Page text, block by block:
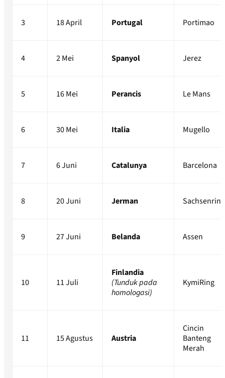
3 18 April Portugal Portimao
4 2 Mei Spanyol Jerez
5 16 Mei Perancis Le Mans
6 30 Mei Italia Mugello
7 6 Juni Catalunya Barcelona
8 20 Juni Jerman Sachsenring
9 27 Juni Belanda Assen
10 11 Juli
Finlandia
(Tunduk pada
homologasi)
KymiRing
11 15 Agustus Austria
Cincin
Banteng
Merah